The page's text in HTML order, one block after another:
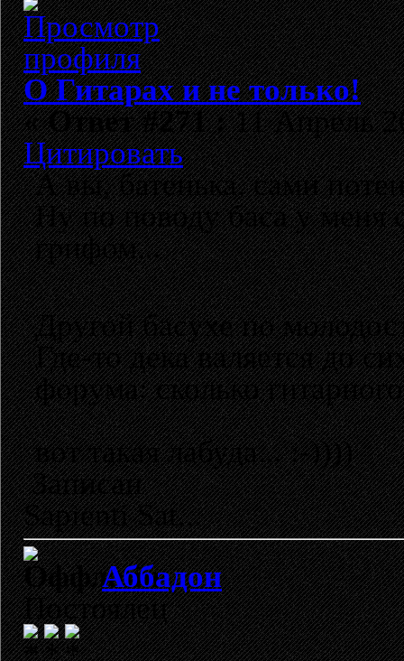
О Гитарах и не только!
«Ответ #271 :11 Апрель
Цитировать
А вы, батенька, сами
Ну по поводу баса у меня
грифом...
Другой басухе по
Где-то дека валяется до
форума: сколько
вот такая лабуда... :-))))
Записан
Sapienti Sat...
Аббадон
Постоялец